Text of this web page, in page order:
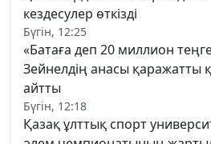
кездесулер өткізді
Бүгін, 12:25
«Батаға деп 20 миллион
Зейнелдің анасы қаражатты
айтты
Бүгін, 12:18
Қазақ ұлттық спорт